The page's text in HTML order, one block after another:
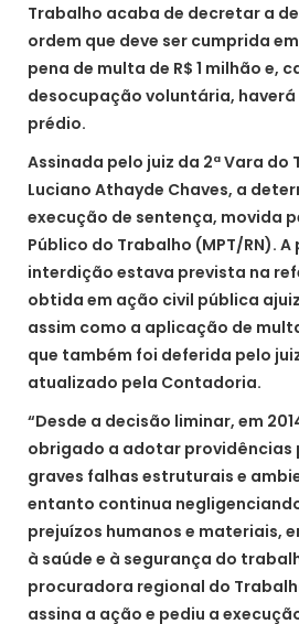
Trabalho acaba de decretar a
ordem que deve ser cumprida
pena de multa de R$ 1 milhão e,
desocupação voluntária,
prédio.
Assinada pelo juiz da 2ª Vara do
Luciano Athayde Chaves, a
execução de sentença, movida
Público do Trabalho (MPT/RN).
interdição estava prevista na
obtida em ação civil pública
assim como a aplicação de
que também foi deferida pelo
atualizado pela Contadoria.
“Desde a decisão liminar, em
obrigado a adotar providências
graves falhas estruturais e
entanto continua
prejuízos humanos e materiais,
à saúde e à segurança do
procuradora regional do
assina a ação e pediu a